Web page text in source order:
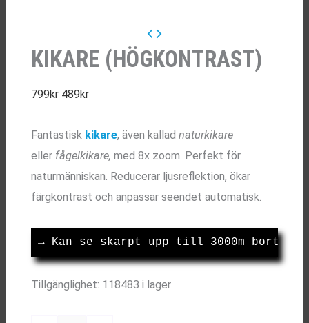
KIKARE (HÖGKONTRAST)
799kr Det
priset
var:
799kr.
489krDet
priset
är:
489kr.
Fantastisk kikare, även kallad naturkikare
eller fågelkikare, med 8x zoom. Perfekt för
naturmänniskan. Reducerar ljusreflektion, ökar
färgkontrast och anpassar seendet automatisk.
→ Kan se skarpt upp till 3000m bort.
Tillgänglighet: 118483 i lager